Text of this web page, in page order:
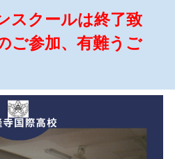
スクールは終了致
ご参加、有難うご